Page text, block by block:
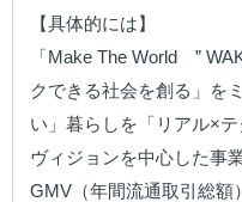
【具体的には】
「Make The World　”
クできる社会を創る」を
い」暮らしを「リアル×
ヴィジョンを中心した事
GMV（年間流通取引総額